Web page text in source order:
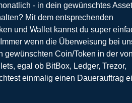
- in dein gewünschtes Asset
Mit dem entsprechenden
und Wallet kannst du super
wenn die Überweisung bei
gewünschten Coin/Token in der
egal ob BitBox, Ledger, Trezor,
einmalig einen Dauerauftrag